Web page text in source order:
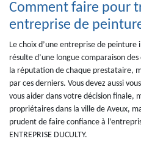
Comment faire pour
entreprise de
Le choix d’une entreprise de peinture
résulte d’une longue comparaison
la réputation de chaque prestataire,
par ces derniers. Vous devez aussi
vous aider dans votre décision finale,
propriétaires dans la ville de Aveux,
prudent de faire confiance à
ENTREPRISE DUCULTY.